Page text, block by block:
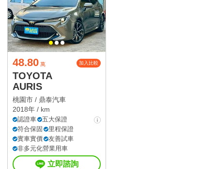
48.80 萬 加入比較
TOYOTA
AURIS
桃園市 / 鼎泰汽車
2018年 / km
認證車
五大保證
符合保固
里程保證
實車實價
友善試車
非多元化營業用車
立即諮詢